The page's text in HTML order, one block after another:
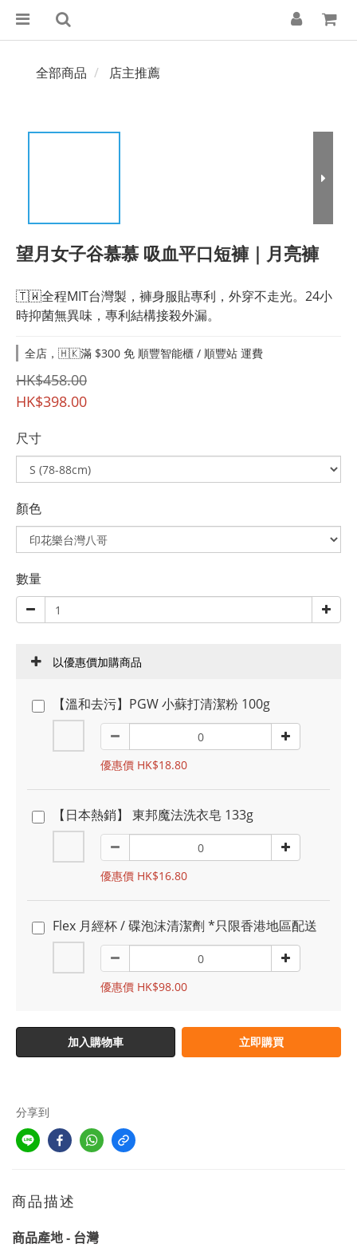
全部商品 店主推薦
望月女子谷慕慕 吸血平口短褲｜月亮褲
🇹🇼全程MIT台灣製，褲身服貼專利，外穿不走光。24小
時抑菌無異味，專利結構接殺外漏。
全店，🇭🇰滿 $300 免 順豐智能櫃 / 順豐站 運費
HK$458.00
HK$398.00
尺寸
顏色
數量
以優惠價加購商品
【溫和去污】PGW 小蘇打清潔粉 100g
優惠價 HK$18.80
【日本熱銷】 東邦魔法洗衣皂 133g
優惠價 HK$16.80
Flex 月經杯 / 碟泡沫清潔劑 *只限香港地區配送
優惠價 HK$98.00
加入購物車 立即購買
分享到
商品描述
商品產地 - 台灣